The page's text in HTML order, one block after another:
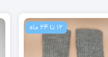
2 تا 4 سال